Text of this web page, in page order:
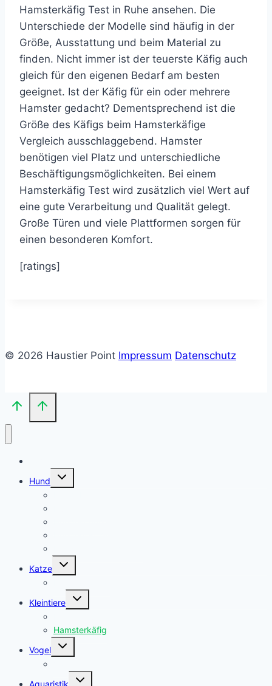
Hamsterkäfig Test in Ruhe ansehen. Die
Unterschiede der Modelle sind häufig in der
Größe, Ausstattung und beim Material zu
finden. Nicht immer ist der teuerste Käfig auch
gleich für den eigenen Bedarf am besten
geeignet. Ist der Käfig für ein oder mehrere
Hamster gedacht? Dementsprechend ist die
Größe des Käfigs beim Hamsterkäfige
Vergleich ausschlaggebend. Hamster
benötigen viel Platz und unterschiedliche
Beschäftigungsmöglichkeiten. Bei einem
Hamsterkäfig Test wird zusätzlich viel Wert auf
eine gute Verarbeitung und Qualität gelegt.
Große Türen und viele Plattformen sorgen für
einen besonderen Komfort.
[ratings]
© 2026 Haustier Point Impressum Datenschutz
Hund
Untermenü
erweitern
Katze
Untermenü
erweitern
Kleintiere
Untermenü
erweitern
Hamsterkäfig
Vogel
Untermenü
erweitern
Aquaristik
Untermenü